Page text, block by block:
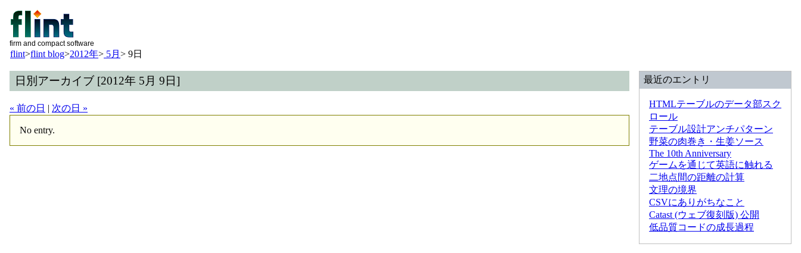
firm and compact software
flint>flint blog>2012年> 5月 > 9日
日別アーカイブ [2012年 5月 9日]
« 前の日 | 次の日 »
No entry.
最近のエントリ
HTMLテーブルのデータ部スク
ロール
テーブル設計アンチパターン
野菜の肉巻き・生姜ソース
The 10th Anniversary
ゲームを通じて英語に触れる
二地点間の距離の計算
文理の境界
CSVにありがちなこと
Catast (ウェブ復刻版) 公開
低品質コードの成長過程